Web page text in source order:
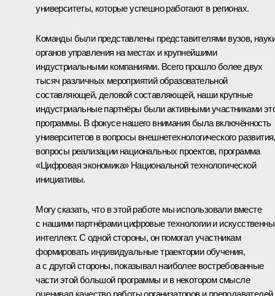
университеты, которые успешно работают в регионах.
Команды были представлены представителями вузов,
органов управления на местах и крупнейшими
индустриальными компаниями. Всего прошло более двух
тысяч различных мероприятий образовательной
составляющей, деловой составляющей, наши крупные
индустриальные партнёры были активными участниками
программы. В фокусе нашего внимания была включённость
университетов в вопросы внешнетехнологического развития,
вопросы реализации национальных проектов, программа
«Цифровая экономика» Национальной технологической
инициативы.
Могу сказать, что в этой работе мы использовали вместе
с нашими партнёрами цифровые технологии и
интеллект. С одной стороны, он помогал участникам
формировать индивидуальные траектории обучения,
а с другой стороны, показывал наиболее востребованные
части этой большой программы и в некотором смысле
оценивал качество работы организаторов и преподавателей.